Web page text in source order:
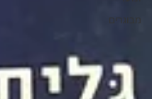
מבוגרים